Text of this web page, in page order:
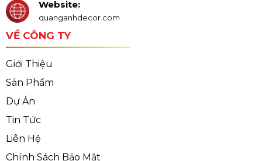
Website:
quanganhdecor.com
VỀ CÔNG TY
Giới Thiệu
Sản Phẩm
Dự Án
Tin Tức
Liên Hệ
Chính Sách Bảo Mật